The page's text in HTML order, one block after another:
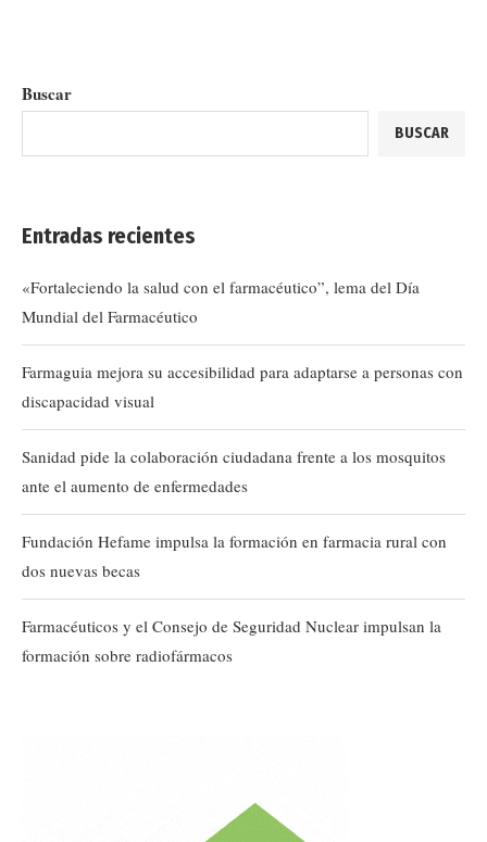
Buscar
BUSCAR
Entradas recientes
«Fortaleciendo la salud con el farmacéutico”, lema del Día
Mundial del Farmacéutico
Farmaguia mejora su accesibilidad para adaptarse a personas con
discapacidad visual
Sanidad pide la colaboración ciudadana frente a los mosquitos
ante el aumento de enfermedades
Fundación Hefame impulsa la formación en farmacia rural con
dos nuevas becas
Farmacéuticos y el Consejo de Seguridad Nuclear impulsan la
formación sobre radiofármacos